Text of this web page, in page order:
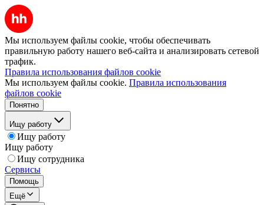
Мы используем файлы cookie, чтобы обеспечивать
правильную работу нашего веб-сайта и анализировать сетевой
трафик.
Правила использования файлов cookie
Мы используем файлы cookie. Правила использования
файлов cookie
Понятно
Ищу работу
Ищу работу
Ищу работу
Ищу сотрудника
Сервисы
Помощь
Ещё